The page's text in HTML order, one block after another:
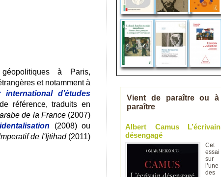
à Paris,
et notammentà
international d’études
référence, traduits en
de la France(2007)
(2008) ou
de l'Ijtihad (2011)
Vient de paraître ou à
paraître
Albert Camus L’écrivain
désengagé
Cet
essai
sur
l’une
des